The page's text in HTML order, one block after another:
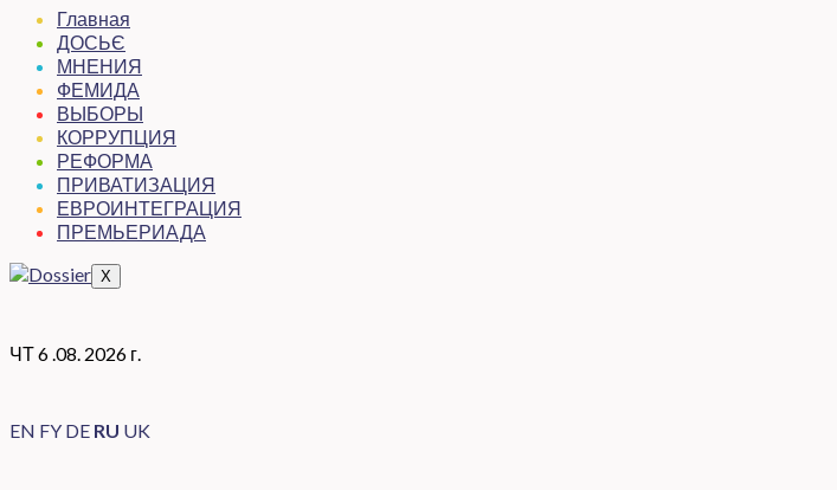
Главная
ДОСЬЄ
МНЕНИЯ
ФЕМИДА
ВЫБОРЫ
КОРРУПЦИЯ
РЕФОРМА
ПРИВАТИЗАЦИЯ
ЕВРОИНТЕГРАЦИЯ
ПРЕМЬЕРИАДА
X
ЧТ 6 .08. 2026 г.
EN FY DE RU UK